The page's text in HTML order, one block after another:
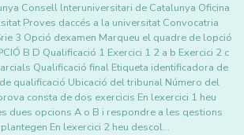
Consell lnteruniversitari de Catalunya Oficina
Proves daccés a la universitat Convocatria
3 Opció dexamen Marqueu el quadre de lopció
B D Qualificació 1 Exercici 1 2 a b Exercici 2 c
Qualificació final Etiqueta identificadora de
qualificació Ubicació del tribunal Número del
consta de dos exercicis En lexercici 1 heu
dues opcions A o B i respondre a les qestions
En lexercici 2 heu descol…